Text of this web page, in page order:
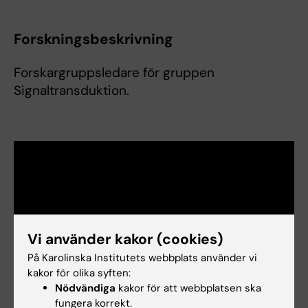
Forskningsbeskrivning
Forskargruppsledare för gruppen
Signaltransduktion.
Forskningsområden:
Endokrinologi och diabetes
Är du Per Olof Berggren?
Vi använder kakor (cookies)
På Karolinska Institutets webbplats använder vi
kakor för olika syften:
Nödvändiga kakor för att webbplatsen ska
fungera korrekt.